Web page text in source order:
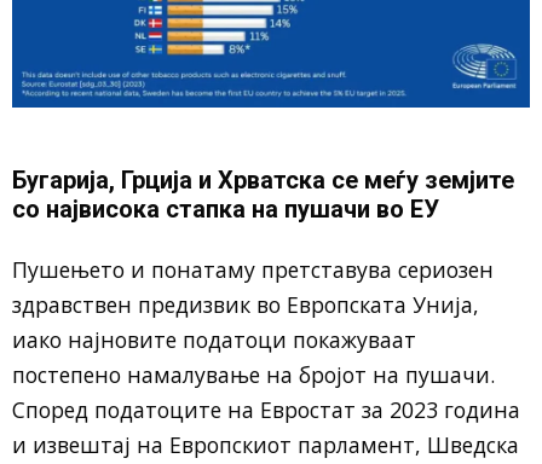
Бугарија, Грција и Хрватска се меѓу земјите
со највисока стапка на пушачи во ЕУ
Пушењето и понатаму претставува сериозен
здравствен предизвик во Европската Унија,
иако најновите податоци покажуваат
постепено намалување на бројот на пушачи.
Според податоците на Евростат за 2023 година
и извештај на Европскиот парламент, Шведска